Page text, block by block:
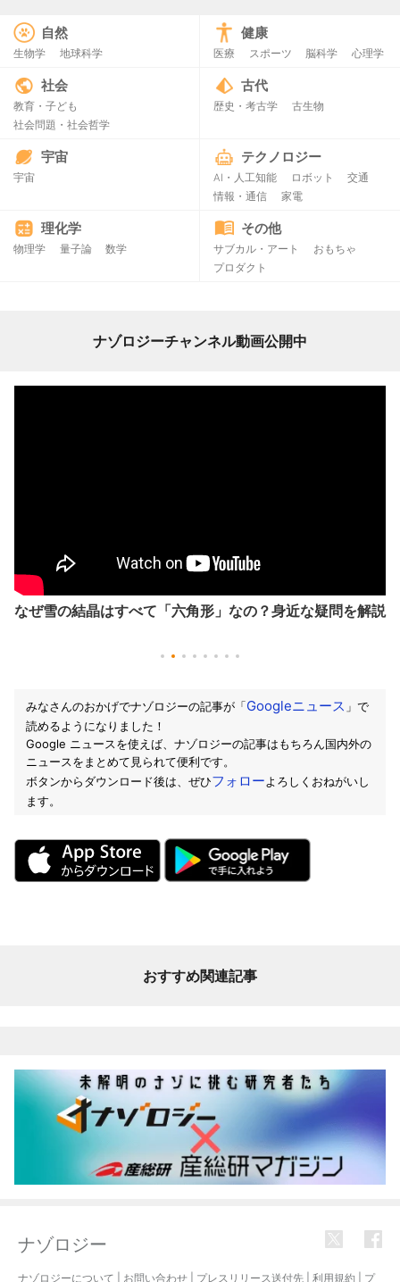
自然
生物学 地球科学
健康
医療 スポーツ 脳科学 心理学
社会
教育・子ども
社会問題・社会哲学
古代
歴史・考古学 古生物
宇宙
宇宙
テクノロジー
AI・人工知能 ロボット
交通
情報・通信
家電
理化学
物理学 量子論 数学
その他
サブカル・アート
おもちゃ
プロダクト
ナゾロジーチャンネル動画公開中
なぜ雪の結晶はすべて「六角形」なの？身近な疑問を解説
みなさんのおかげでナゾロジーの記事が「Googleニュース 」で
読めるようになりました！
Google ニュースを使えば、ナゾロジーの記事はもちろん国内外の
ニュースをまとめて見られて便利です。
ボタンからダウンロード後は、ぜひフォローよろしくおねがいし
ます。
おすすめ関連記事
ナゾロジー
ナゾロジーについて お問い合わせ プレスリリース送付先 利用規約 プ